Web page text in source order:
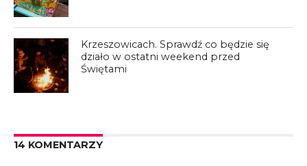
Krzeszowicach. Sprawdź co będzie się
działo w ostatni weekend przed
Świętami
14 KOMENTARZY